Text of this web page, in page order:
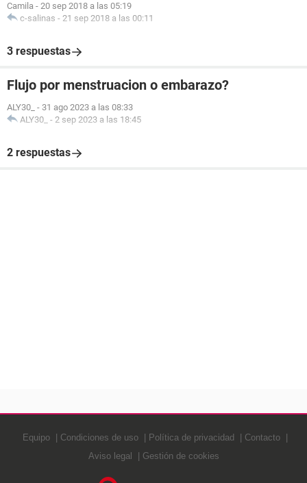
Camila - 20 sep 2018 a las 05:19
c-salinas - 21 sep 2018 a las 00:11
3 respuestas
Flujo por menstruacion o embarazo?
ALY30_ - 31 ago 2023 a las 08:33
ALY30_ - 2 sep 2023 a las 18:45
2 respuestas
Equipo Condiciones de uso Política de privacidad
Contacto
Aviso legal
Gestión de cookies